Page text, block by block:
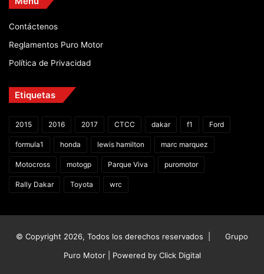
Contáctenos
Reglamentos Puro Motor
Política de Privacidad
Etiquetas
2015 2016 2017 CTCC dakar f1 Ford
formula1 honda lewis hamilton marc marquez
Motocross motogp Parque Viva puromotor
Rally Dakar Toyota wrc
© Copyright 2026, Todos los derechos reservados |
Grupo
Puro Motor | Powered by Click Digital